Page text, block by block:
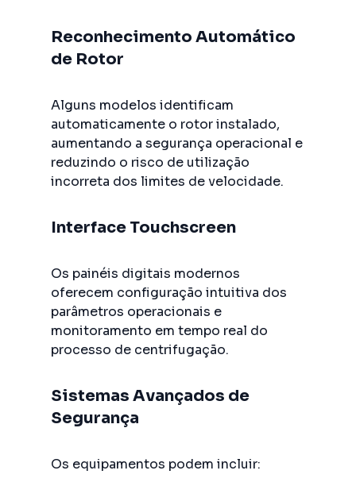
Reconhecimento Automático
de Rotor
Alguns modelos identificam
automaticamente o rotor instalado,
aumentando a segurança operacional e
reduzindo o risco de utilização
incorreta dos limites de velocidade.
Interface Touchscreen
Os painéis digitais modernos
oferecem configuração intuitiva dos
parâmetros operacionais e
monitoramento em tempo real do
processo de centrifugação.
Sistemas Avançados de
Segurança
Os equipamentos podem incluir: